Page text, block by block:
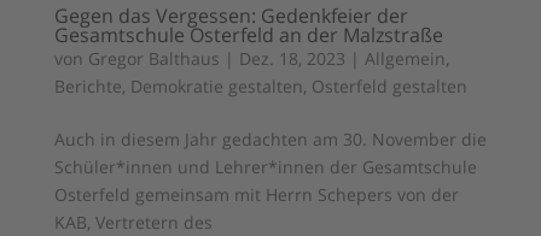
Gegen das Vergessen: Gedenkfeier der
Gesamtschule Osterfeld an der Malzstraße
von Gregor Balthaus | Dez. 18, 2023 | Allgemein,
Berichte, Demokratie gestalten, Osterfeld gestalten
Auch in diesem Jahr gedachten am 30. November die
Schüler*innen und Lehrer*innen der Gesamtschule
Osterfeld gemeinsam mit Herrn Schepers von der
KAB, Vertretern des